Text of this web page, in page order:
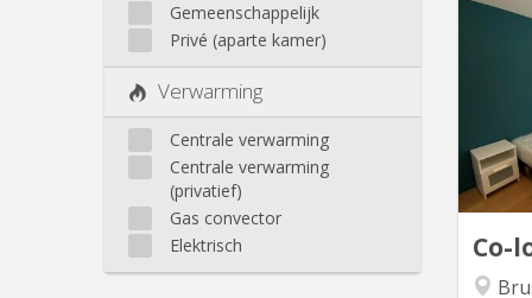
Gemeenschappelijk
Privé (aparte kamer)
Verwarming
Centrale verwarming
Centrale verwarming
(privatief)
Gas convector
Elektrisch
Co-
belle